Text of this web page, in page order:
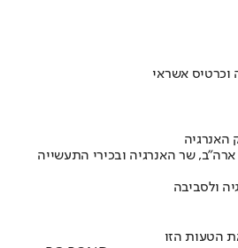
האנרגיה
שר האנרגיה ובכירי התעשייה
ולסביבה
הטעות הזו